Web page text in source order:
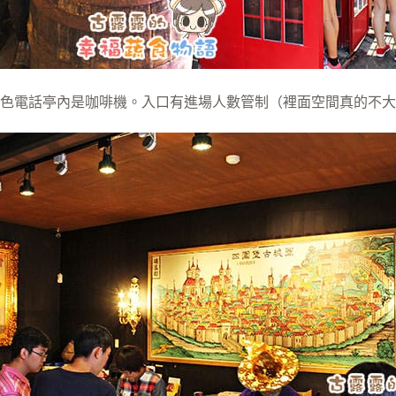
電話亭內是咖啡機。入口有進場人數管制（裡面空間真的不